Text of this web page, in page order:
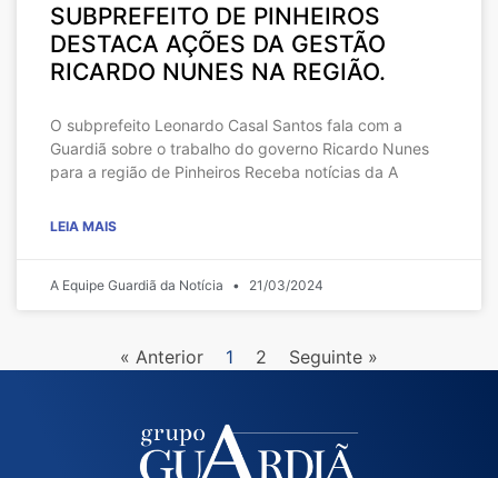
SUBPREFEITO DE PINHEIROS
DESTACA AÇÕES DA GESTÃO
RICARDO NUNES NA REGIÃO.
O subprefeito Leonardo Casal Santos fala com a
Guardiã sobre o trabalho do governo Ricardo Nunes
para a região de Pinheiros Receba notícias da A
LEIA MAIS
A Equipe Guardiã da Notícia 21/03/2024
« Anterior 1 2 Seguinte »